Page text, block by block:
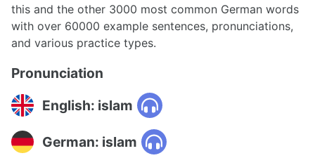
this and the other 3000 most common German words
with over 60000 example sentences, pronunciations,
and various practice types.
Pronunciation
English: islam
German: islam